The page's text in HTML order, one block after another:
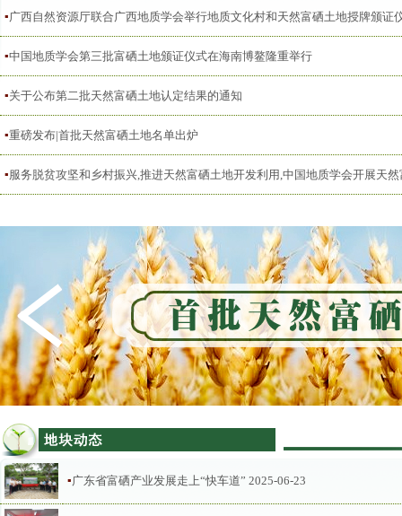
▪广西自然资源厅联合广西地质学会举行地质文化村和天然富硒土地授牌颁证
▪中国地质学会第三批富硒土地颁证仪式在海南博鳌隆重举行
▪关于公布第二批天然富硒土地认定结果的通知
▪重磅发布|首批天然富硒土地名单出炉
▪服务脱贫攻坚和乡村振兴,推进天然富硒土地开发利用,中国地质学会开展天
▪广东省富硒产业发展走上“快车道” 2025-06-23